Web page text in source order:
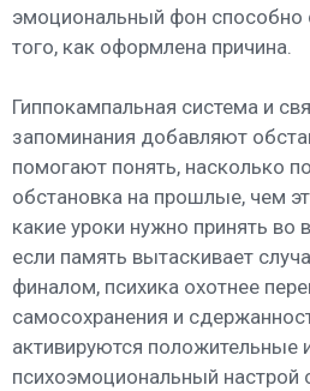
эмоциональный фон способно
того, как оформлена причина.
Гиппокампальная система и
запоминания добавляют
помогают понять, насколько
обстановка на прошлые, чем
какие уроки нужно принять во
если память вытаскивает
финалом, психика охотнее
самосохранения и
активируются положительные
психоэмоциональный настрой